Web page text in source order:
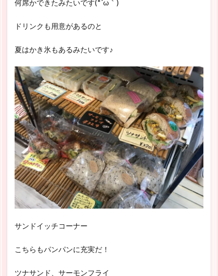
何席かできたみたいです(*´ω｀)
ドリンクも用意があるのと
夏はかき氷もあるみたいです♪
サンドイッチコーナー
こちらもパンパンに充実だ！
ツナサンド、サーモンフライ